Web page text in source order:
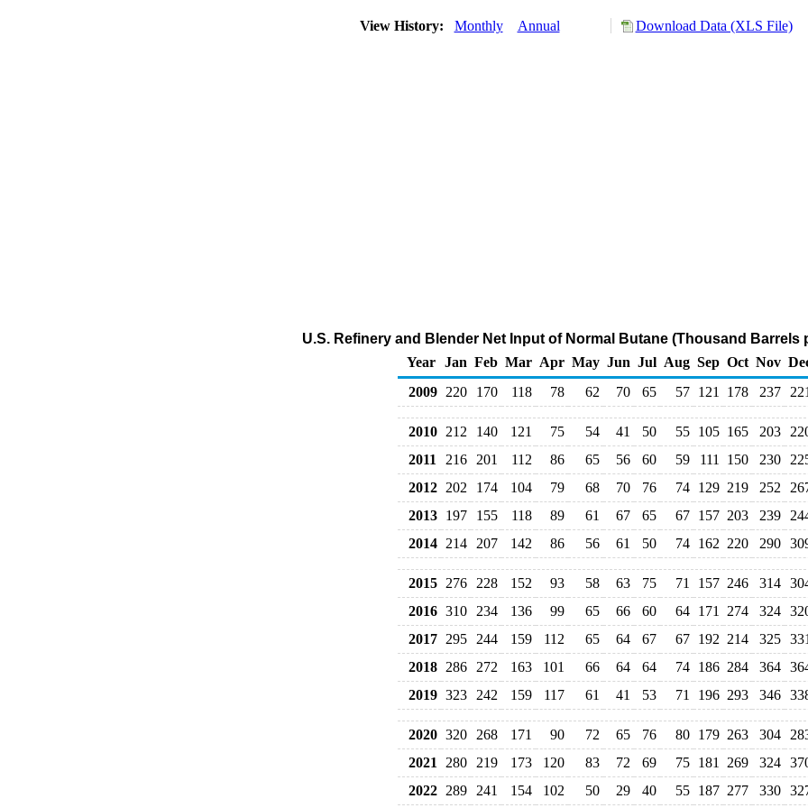
View History: Monthly Annual Download Data (XLS File)
U.S. Refinery and Blender Net Input of Normal Butane (Thousand Barrels
Year
Jan Feb Mar Apr May Jun Jul Aug Sep Oct Nov
2009
220 170 118 78 62 70 65 57 121 178 237 221
2010 212 140 121 75 54 41 50 55 105 165 203
2011
216 201 112 86 65 56 60 59 111 150 230
2012
202 174 104 79 68 70 76 74 129 219 252
2013
197 155 118 89 61 67 65 67 157 203 239
2014
214 207 142 86 56 61 50 74 162 220 290
2015 276 228 152 93 58 63 75 71 157 246 314
2016 310 234 136 99 65 66 60 64 171 274 324
2017
295 244 159 112 65 64 67 67 192 214 325
331
2018
286 272 163 101 66 64 64 74 186 284 364
2019 323 242 159 117 61 41 53 71 196 293 346
2020 320 268 171 90 72 65 76 80 179 263 304
2021
280 219 173 120 83 72 69 75 181 269 324
2022
289 241 154 102 50 29 40 55 187 277 330